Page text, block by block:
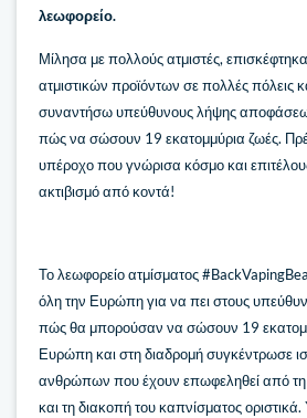
λεωφορείο.
Μίλησα με πολλούς ατμιστές,
ατμιστικών προϊόντων σε πολλές πόλεις
συναντήσω υπεύθυνους λήψης
πώς να σώσουν 19 εκατομμύρια ζωές.
υπέροχο που γνώρισα κόσμο και
ακτιβισμό από κοντά!
Το λεωφορείο ατμίσματος
όλη την Ευρώπη για να πει στους
πώς θα μπορούσαν να σώσουν 19
Ευρώπη και στη διαδρομή συγκέντρωσε
ανθρώπων που έχουν επωφεληθεί από τη
και τη διακοπή του καπνίσματος